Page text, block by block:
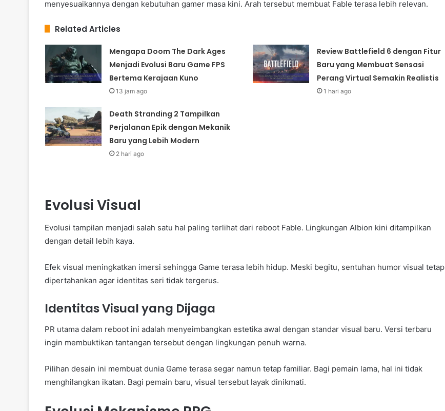
menyesuaikannya dengan kebutuhan gamer masa kini. Arah tersebut membuat Fable terasa lebih relevan.
Related Articles
Mengapa Doom The Dark Ages
Menjadi Evolusi Baru Game FPS
Bertema Kerajaan Kuno
13 jam ago
Review Battlefield 6 dengan Fitur
Baru yang Membuat Sensasi
Perang Virtual Semakin Realistis
1 hari ago
Death Stranding 2 Tampilkan
Perjalanan Epik dengan Mekanik
Baru yang Lebih Modern
2 hari ago
Evolusi Visual
Evolusi tampilan menjadi salah satu hal paling terlihat dari reboot Fable. Lingkungan Albion kini ditampilkan
dengan detail lebih kaya.
Efek visual meningkatkan imersi sehingga Game terasa lebih hidup. Meski begitu, sentuhan humor visual tetap
dipertahankan agar identitas seri tidak tergerus.
Identitas Visual yang Dijaga
PR utama dalam reboot ini adalah menyeimbangkan estetika awal dengan standar visual baru. Versi terbaru
ingin membuktikan tantangan tersebut dengan lingkungan penuh warna.
Pilihan desain ini membuat dunia Game terasa segar namun tetap familiar. Bagi pemain lama, hal ini tidak
menghilangkan ikatan. Bagi pemain baru, visual tersebut layak dinikmati.